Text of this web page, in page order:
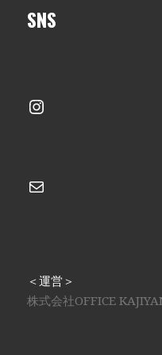
SNS
Instagram
メール
＜運営＞
株式会社OFFICE